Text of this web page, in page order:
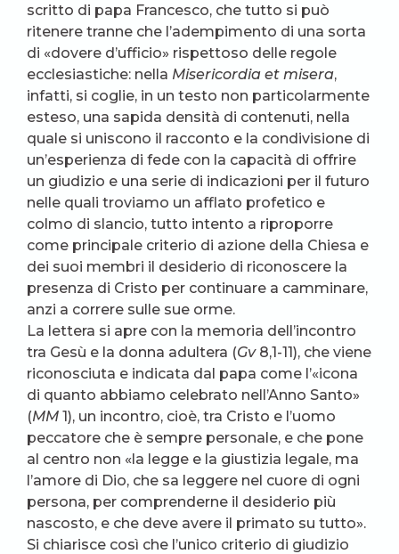
scritto di papa Francesco, che tutto si può
ritenere tranne che l’adempimento di una sorta
di «dovere d’ufficio» rispettoso delle regole
ecclesiastiche: nella Misericordia et misera,
infatti, si coglie, in un testo non particolarmente
esteso, una sapida densità di contenuti, nella
quale si uniscono il racconto e la condivisione di
un’esperienza di fede con la capacità di offrire
un giudizio e una serie di indicazioni per il futuro
nelle quali troviamo un afflato profetico e
colmo di slancio, tutto intento a riproporre
come principale criterio di azione della Chiesa e
dei suoi membri il desiderio di riconoscere la
presenza di Cristo per continuare a camminare,
anzi a correre sulle sue orme.
La lettera si apre con la memoria dell’incontro
tra Gesù e la donna adultera (Gv8,1-11), che viene
riconosciuta e indicata dal papa come l’«icona
di quanto abbiamo celebrato nell’Anno Santo»
(MM 1), un incontro, cioè, tra Cristo e l’uomo
peccatore che è sempre personale, e che pone
al centro non «la legge e la giustizia legale, ma
l’amore di Dio, che sa leggere nel cuore di ogni
persona, per comprenderne il desiderio più
nascosto, e che deve avere il primato su tutto».
Si chiarisce così che l’unico criterio di giudizio